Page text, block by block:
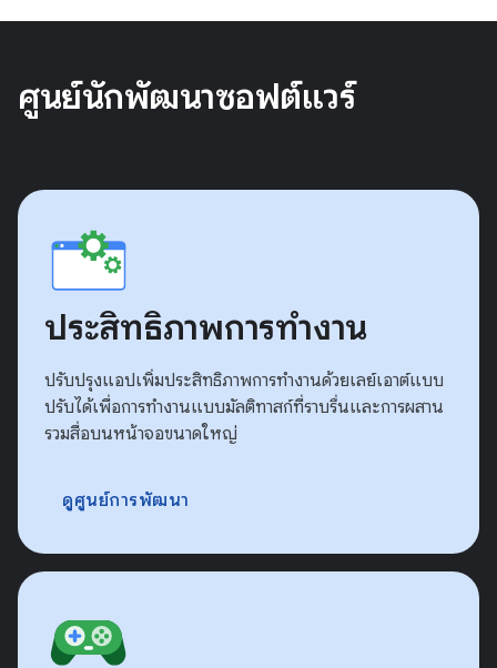
ศูนย์นักพัฒนาซอฟต์แวร์
ประสิทธิภาพการทำงาน
ปรับปรุงแอปเพิ่มประสิทธิภาพการทำงานด้วยเลย์เอาต์แบบ
ปรับได้เพื่อการทำงานแบบมัลติทาสก์ที่ราบรื่นและการผสาน
รวมสื่อบนหน้าจอขนาดใหญ่
ดูศูนย์การพัฒนา